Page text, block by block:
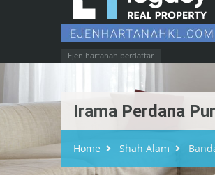
Ejen hartanah berdaftar
Irama Perdana
Home Shah Alam